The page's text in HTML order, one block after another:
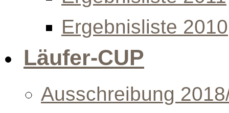
Ergebnisliste 2010
Läufer-CUP
Ausschreibung